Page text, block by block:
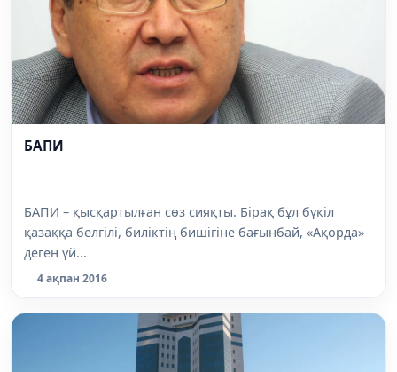
БАПИ
БАПИ – қысқартылған сөз сияқты. Бірақ бұл бүкіл
қазаққа белгілі, биліктің бишігіне бағынбай, «Ақорда»
деген үй...
4 ақпан 2016